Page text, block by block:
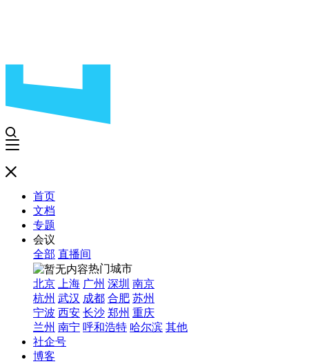
首页
文档
专题
会议
全部 直播间
热门城市
北京
上海 广州 深圳 南京
杭州 武汉 成都 合肥 苏州
宁波 西安 长沙 郑州 重庆
兰州 南宁 呼和浩特 哈尔滨 其他
社企号
博客